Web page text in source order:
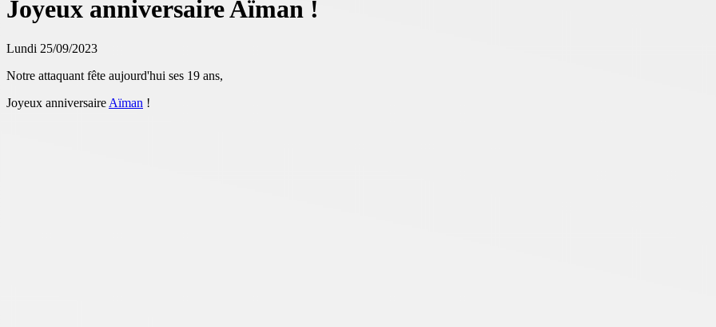
Joyeux anniversaire Aïman !
Lundi 25/09/2023
Notre attaquant fête aujourd'hui ses 19 ans,
Joyeux anniversaire Aïman !